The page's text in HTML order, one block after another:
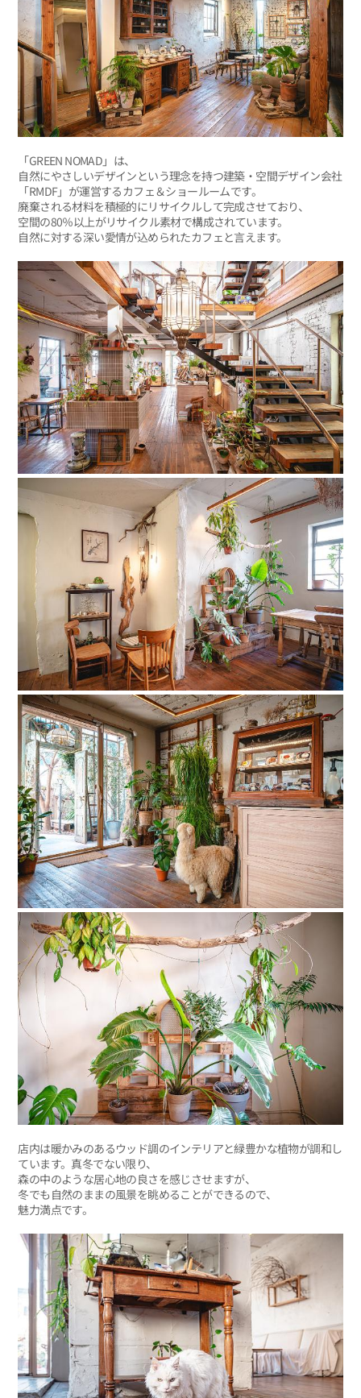
「GREEN NOMAD」は、
自然にやさしいデザインという理念を持つ建築・空間デザイン会社
「RMDF」が運営するカフェ＆ショールームです。
廃棄される材料を積極的にリサイクルして完成させており、
空間の80％以上がリサイクル素材で構成されています。
自然に対する深い愛情が込められたカフェと言えます。
店内は暖かみのあるウッド調のインテリアと緑豊かな植物が調和し
ています。真冬でない限り、
森の中のような居心地の良さを感じさせますが、
冬でも自然のままの風景を眺めることができるので、
魅力満点です。